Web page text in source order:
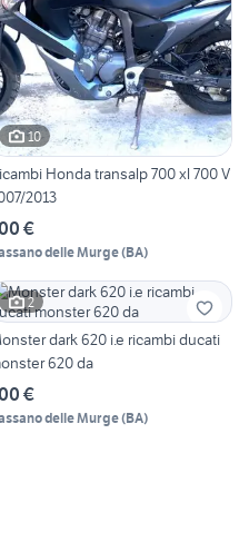
10
Honda transalp 700 xl 700 V
2013
€
delle Murge(BA)
2
dark 620 i.e ricambi ducati
620 da
€
delle Murge(BA)